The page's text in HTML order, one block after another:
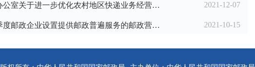
国家邮政局办公室关于进一步优化农村地区快递业务经营许可工作的通知 2021-12-07
2021年第三季度邮政企业设置提供邮政普遍服务的邮政营业场所备案名单 2021-10-15